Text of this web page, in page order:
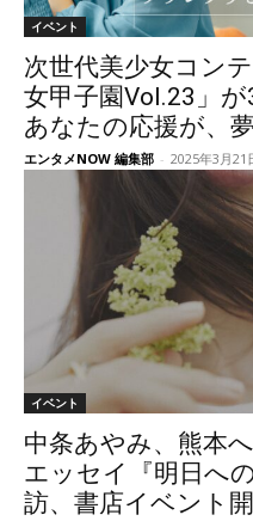
イベント
次世代美少女コン
女甲子園Vol.23」が
あなたの応援が、
エンタメNOW 編集部 - 2025年3月21
イベント
中条あやみ、熊本
エッセイ『明日へ
訪、書店イベント